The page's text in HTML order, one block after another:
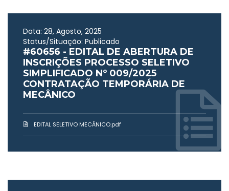
Data: 28, Agosto, 2025
Status/Situação: Publicado
#60656 - EDITAL DE ABERTURA DE
INSCRIÇÕES PROCESSO SELETIVO
SIMPLIFICADO Nº 009/2025
CONTRATAÇÃO TEMPORÁRIA DE
MECÂNICO
EDITAL SELETIVO MECÂNICO.pdf